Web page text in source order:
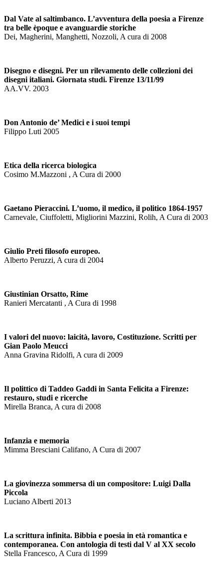
Dal Vate al saltimbanco. L’avventura della poesia a Firenze
tra belle èpoque e avanguardie storiche
Dei, Magherini, Manghetti, Nozzoli, A cura di 2008
Disegno e disegni. Per un rilevamento delle collezioni dei
disegni italiani. Giornata studi. Firenze 13/11/99
AA.VV. 2003
Don Antonio de’ Medici e i suoi tempi
Filippo Luti 2005
Etica della ricerca biologica
Cosimo M.Mazzoni , A Cura di 2000
Gaetano Pieraccini. L’uomo, il medico, il politico 1864-1957
Carnevale, Ciuffoletti, Migliorini Mazzini, Rolih, A Cura di 2003
Giulio Preti filosofo europeo.
Alberto Peruzzi, A cura di 2004
Giustinian Orsatto, Rime
Ranieri Mercatanti , A Cura di 1998
I valori del nuovo: laicità, lavoro, Costituzione. Scritti per
Gian Paolo Meucci
Anna Gravina Ridolfi, A cura di 2009
Il polittico di Taddeo Gaddi in Santa Felicita a Firenze:
restauro, studi e ricerche
Mirella Branca, A cura di 2008
Infanzia e memoria
Mimma Bresciani Califano, A Cura di 2007
La giovinezza sommersa di un compositore: Luigi Dalla
Piccola
Luciano Alberti 2013
La scrittura infinita. Bibbia e poesia in età romantica e
contemporanea. Con antologia di testi dal V al XX secolo
Stella Francesco, A Cura di 1999